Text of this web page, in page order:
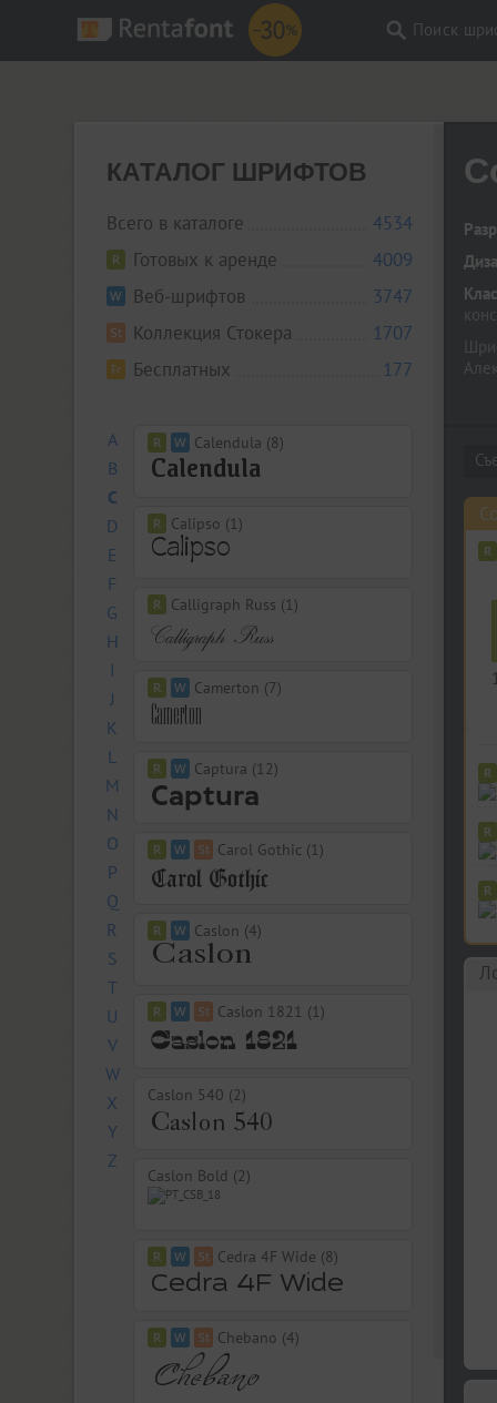
Поиск
КАТАЛОГ ШРИФТОВ
Всего в каталоге
4534
Готовых к аренде
4009
Веб-шрифтов
3747
Коллекция Стокера
1707
Бесплатных
177
A
B
C
D
E
F
G
H
I
J
K
L
M
N
O
P
Q
R
S
T
U
V
W
X
Y
Z
Calendula (8)
Calipso (1)
Calligraph Russ (1)
Camerton (7)
Captura (12)
Carol Gothic (1)
Caslon (4)
Caslon 1821 (1)
Caslon 540 (2)
Caslon Bold (2)
Cedra 4F Wide (8)
Chebano (4)